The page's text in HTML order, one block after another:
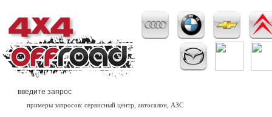
примеры запросов: сервисный центр, автосалон, АЗС